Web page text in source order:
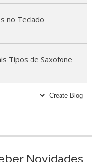
no Teclado
Tipos de Saxofone
Novidades